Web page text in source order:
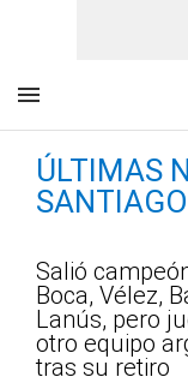
ÚLTIMAS
Salió
Boca, Vélez,
Lanús, pero
otro equipo
tras su retiro